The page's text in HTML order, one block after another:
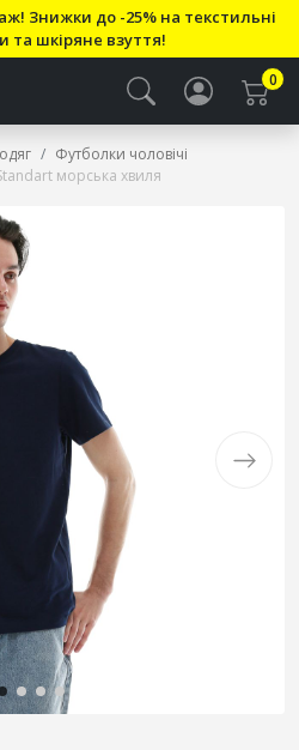
Знижки до -25% на текстильні
та шкіряне взуття!
0
Футболки чоловічі
морська хвиля